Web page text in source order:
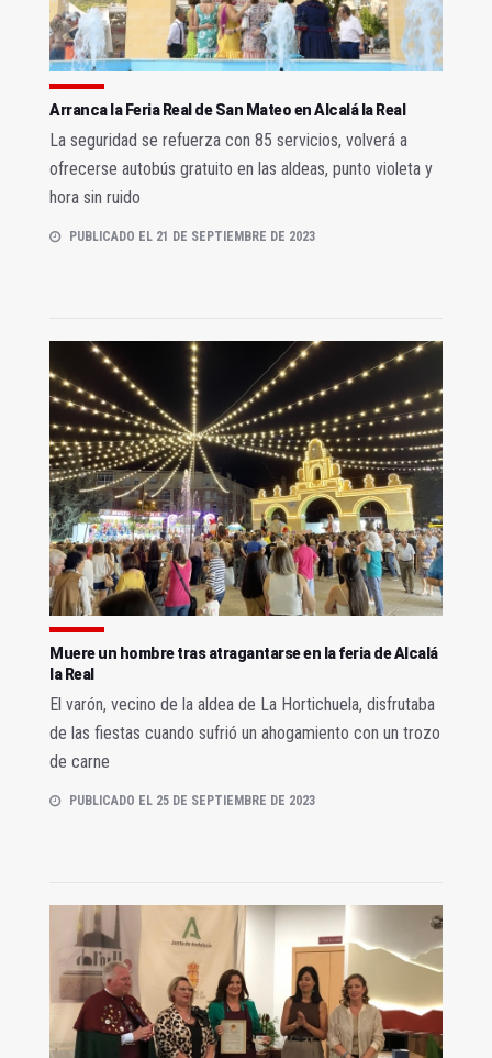
Arranca la Feria Real de San Mateo en Alcalá la Real
La seguridad se refuerza con 85 servicios, volverá a
ofrecerse autobús gratuito en las aldeas, punto violeta y
hora sin ruido
PUBLICADO EL 21 DE SEPTIEMBRE DE 2023
Muere un hombre tras atragantarse en la feria de Alcalá
la Real
El varón, vecino de la aldea de La Hortichuela, disfrutaba
de las fiestas cuando sufrió un ahogamiento con un trozo
de carne
PUBLICADO EL 25 DE SEPTIEMBRE DE 2023